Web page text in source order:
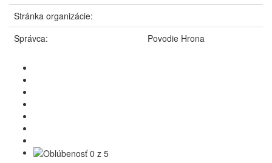
Stránka organizácie:
Správca:
Povodie Hrona